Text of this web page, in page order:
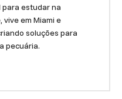
para estudar na
vive em Miami e
soluções para
pecuária.